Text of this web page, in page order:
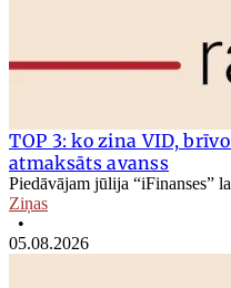
TOP 3: ko zina VID,
atmaksāts avanss
Piedāvājam jūlija “iFinanses”
Ziņas
•
05.08.2026